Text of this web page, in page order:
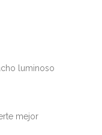
luminoso
mejor